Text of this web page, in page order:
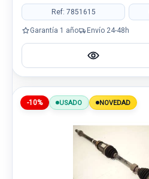
Ref: 7851615
Garantía 1 año Envío 24-48h
-10% USADO NOVEDAD